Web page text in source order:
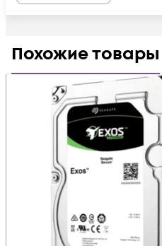
Похожие товары